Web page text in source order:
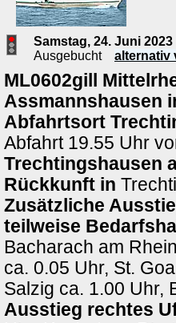
Samstag, 24. Juni 2023
Ausgebucht alternativ
ML0602gill
Assmannshausen
Abfahrtsort
Abfahrt 19.55 Uhr
Trechtingshausen
Rückkunft in
Zusätzliche
teilweise
Bacharach am
ca. 0.05 Uhr, St.
Salzig ca. 1.00 Uhr,
Ausstieg rechtes